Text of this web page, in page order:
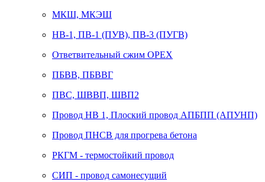
МКШ, МКЭШ
НВ-1, ПВ-1 (ПУВ), ПВ-3 (ПУГВ)
Ответвительный сжим ОРЕХ
ПБВВ, ПБВВГ
ПВС, ШВВП, ШВП2
Провод НВ 1, Плоский провод АПБПП (АПУНП)
Провод ПНСВ для прогрева бетона
РКГМ - термостойкий провод
СИП - провод самонесущий